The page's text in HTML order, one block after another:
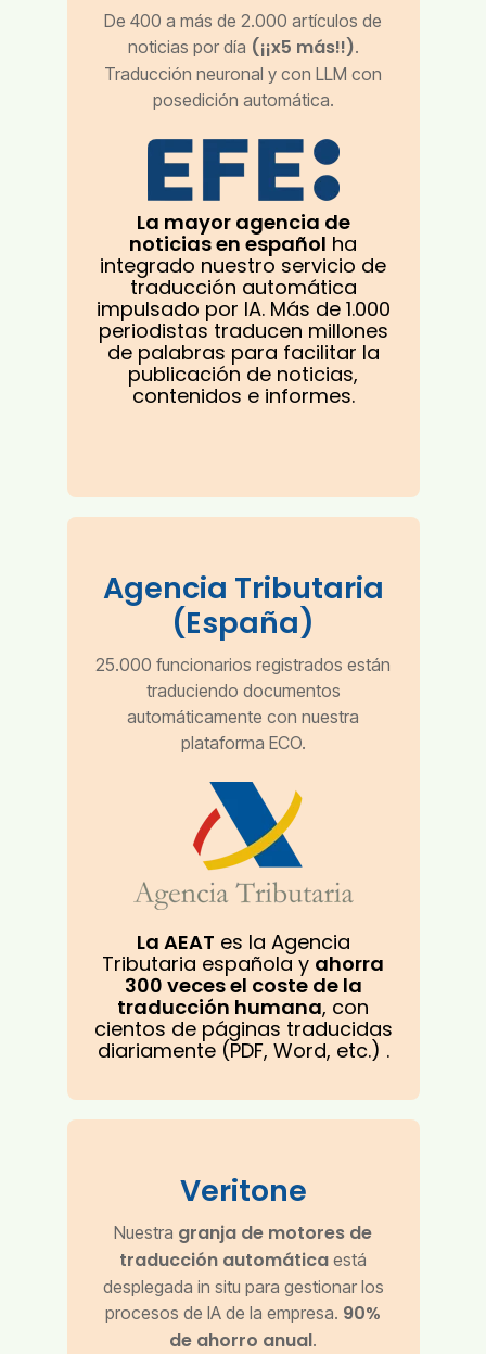
De 400 a más de 2.000 artículos de
noticias por día (¡¡x5 más!!).
Traducción neuronal y con LLM con
posedición automática.
La mayor agencia de
noticias en español ha
integrado nuestro servicio de
traducción automática
impulsado por IA. Más de 1.000
periodistas traducen millones
de palabras para facilitar la
publicación de noticias,
contenidos e informes.
Agencia Tributaria
(España)
25.000 funcionarios registrados están
traduciendo documentos
automáticamente con nuestra
plataforma ECO.
La AEAT es la Agencia
Tributaria española y ahorra
300 veces el coste de la
traducción humana, con
cientos de páginas traducidas
diariamente (PDF, Word, etc.) .
Veritone
Nuestra granja de motores de
traducción automática está
desplegada in situ para gestionar los
procesos de IA de la empresa. 90%
de ahorro anual.